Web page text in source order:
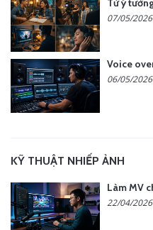
07/05/2026
06/05/2026
KỸ THUẬT NHIẾP ẢNH
22/04/2026